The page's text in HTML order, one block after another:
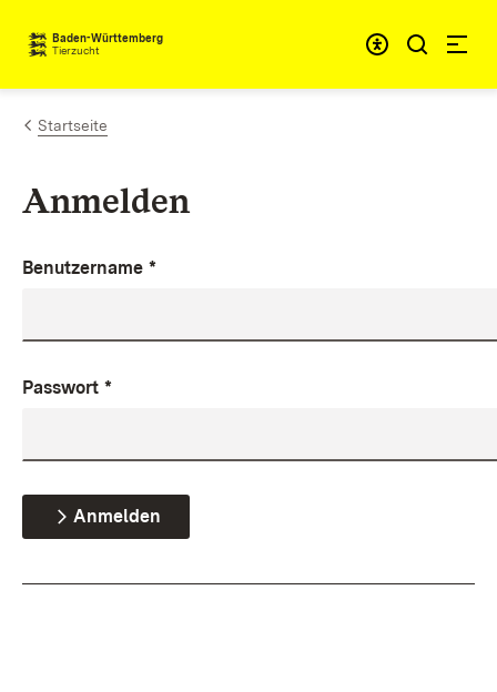
Zum Inhalt springen
Baden-Württemberg
Tierzucht
Startseite
Anmelden
Benutzername *
Passwort *
Anmelden